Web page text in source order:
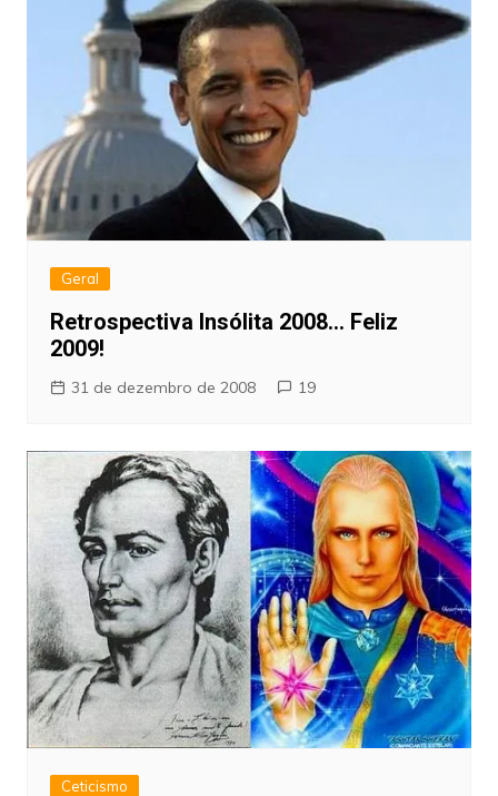
Geral
Retrospectiva Insólita 2008… Feliz
2009!
31 de dezembro de 2008 19
Ceticismo